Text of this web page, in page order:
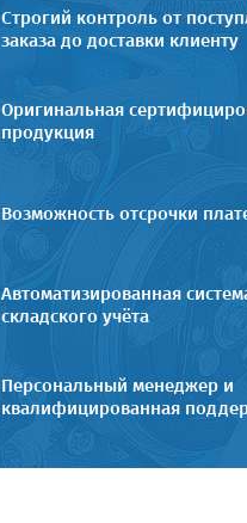
Строгий контроль от
заказа до доставки клиенту
Оригинальная
продукция
Возможность отсрочки
Автоматизированная
складского учёта
Персональный менеджер и
квалифицированная